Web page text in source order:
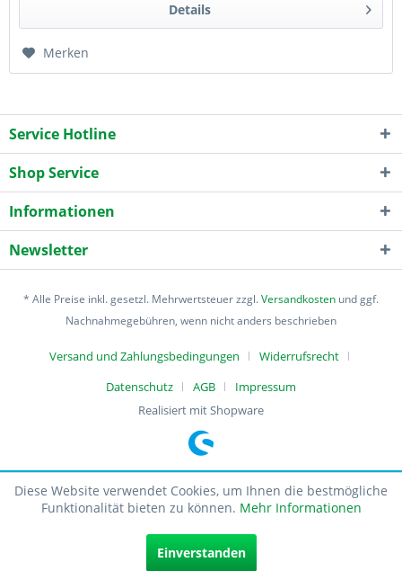
Details
Merken
Service Hotline
Shop Service
Informationen
Newsletter
* Alle Preise inkl. gesetzl. Mehrwertsteuer zzgl.Versandkosten und ggf.
Nachnahmegebühren, wenn nicht anders beschrieben
Versand und Zahlungsbedingungen
Widerrufsrecht
Datenschutz
AGB
Impressum
Realisiert mit Shopware
Diese Website verwendet Cookies, um Ihnen die bestmögliche
Funktionalität bieten zu können. Mehr Informationen
Einverstanden